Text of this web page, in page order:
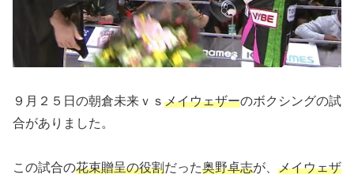
９月２５日の朝倉未来ｖｓ メイウェザーのボクシングの試
合がありました。
この試合の花束贈呈の役割だった奥野卓志が、 メイウェザ